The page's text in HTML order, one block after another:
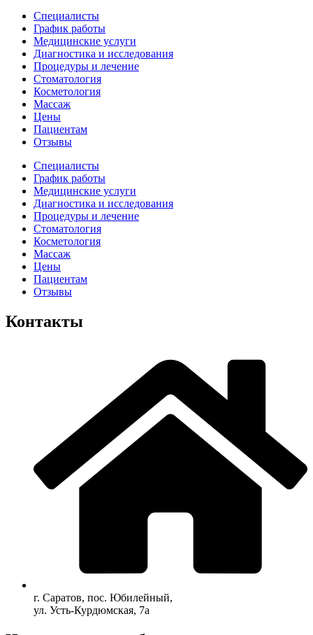
Специалисты
График работы
Медицинские услуги
Диагностика и исследования
Процедуры и лечение
Стоматология
Косметология
Массаж
Цены
Пациентам
Отзывы
Специалисты
График работы
Медицинские услуги
Диагностика и исследования
Процедуры и лечение
Стоматология
Косметология
Массаж
Цены
Пациентам
Отзывы
Контакты
г. Саратов, пос. Юбилейный,
ул. Усть-Курдюмская, 7а